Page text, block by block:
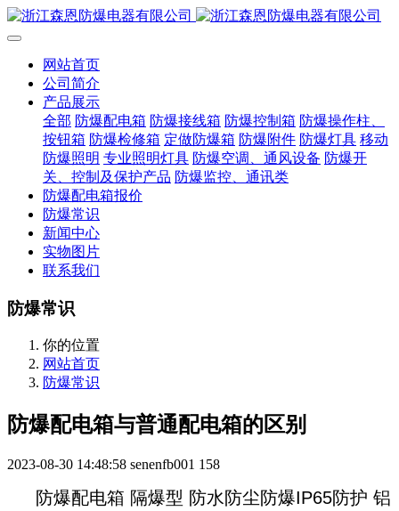
网站首页
公司简介
产品展示
全部 防爆配电箱 防爆接线箱 防爆控制箱 防爆操作柱、
按钮箱 防爆检修箱 定做防爆箱 防爆附件 防爆灯具 移动
防爆照明 专业照明灯具 防爆空调、通风设备 防爆开
关、控制及保护产品 防爆监控、通讯类
防爆配电箱报价
防爆常识
新闻中心
实物图片
联系我们
防爆常识
你的位置
网站首页
防爆常识
防爆配电箱与普通配电箱的区别
2023-08-30 14:48:58 senenfb001 158
防爆配电箱 隔爆型 防水防尘防爆IP65防护 铝